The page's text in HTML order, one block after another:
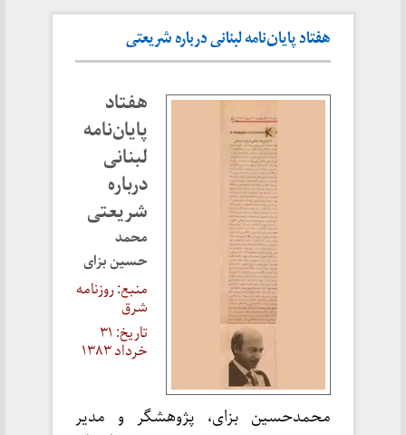
هفتاد پایان‌نامه لبنانی درباره شریعتی
هفتاد
پایان‌نامه
لبنانی
درباره
شریعتی
محمد
حسین بزای
منبع: روزنامه
شرق
تاریخ: ۳۱
خرداد ۱۳۸۳
محمدحسین بزای، پژوهشگر و مدیر